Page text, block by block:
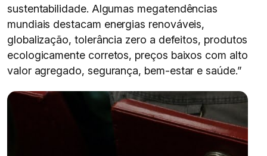
sustentabilidade. Algumas megatendências
mundiais destacam energias renováveis,
globalização, tolerância zero a defeitos, produtos
ecologicamente corretos, preços baixos com alto
valor agregado, segurança, bem-estar e saúde.”